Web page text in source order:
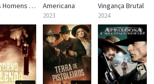
Três Homens em Conflito Americana
2023
Vingança Brutal
2024